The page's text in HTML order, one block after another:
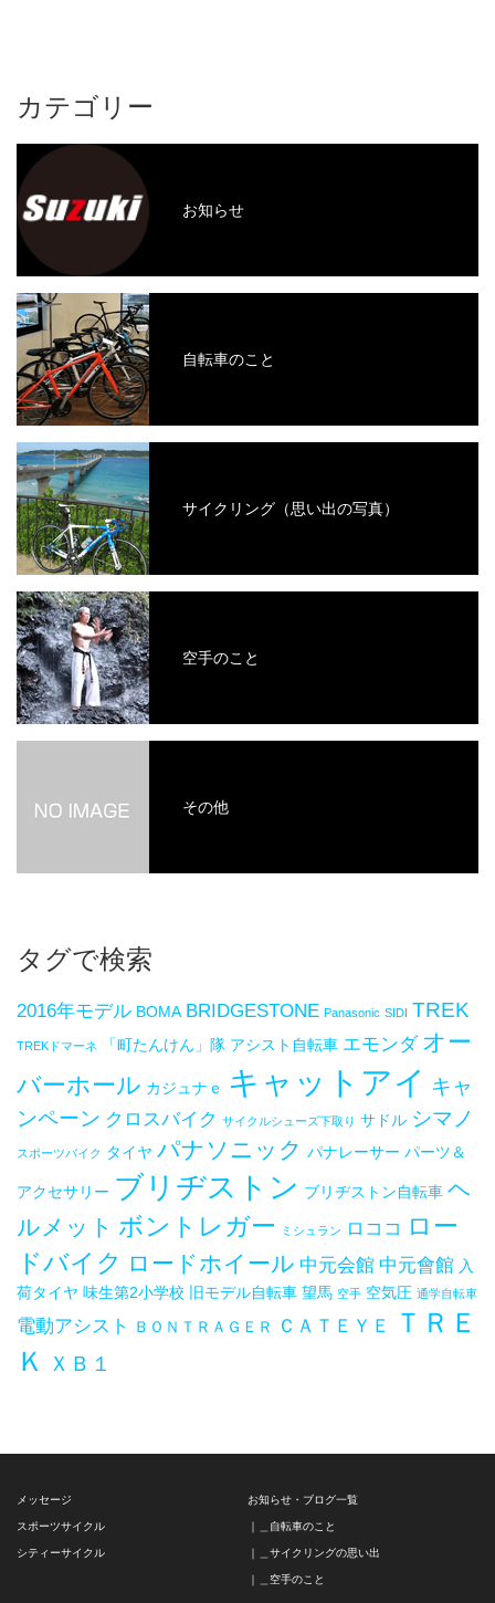
カテゴリー
お知らせ
自転車のこと
サイクリング（思い出の写真）
空手のこと
その他
タグで検索
2016年モデル BOMA BRIDGESTONE Panasonic SIDI TREK
TREKドマーネ 「町たんけん」隊 アシスト自転車 エモンダ オー
バーホール カジュナｅ キャットアイ キャ
ンペーン クロスバイク サイクルシューズ下取り サドル シマノ
スポーツバイク タイヤ パナソニック パナレーサー パーツ＆
アクセサリー ブリヂストン ブリヂストン自転車 ヘ
ルメット ボントレガー ミシュラン ロココ ロー
ドバイク ロードホイール 中元会館 中元會館 入
荷タイヤ 味生第2小学校 旧モデル自転車 望馬 空手 空気圧 通学自転車
電動アシスト ＢＯＮＴＲＡＧＥＲ ＣＡＴＥＹＥ
ＴＲＥ
Ｋ
ＸＢ１
メッセージ
スポーツサイクル
シティーサイクル
お知らせ・ブログ一覧
｜＿自転車のこと
｜＿サイクリングの思い出
｜＿空手のこと